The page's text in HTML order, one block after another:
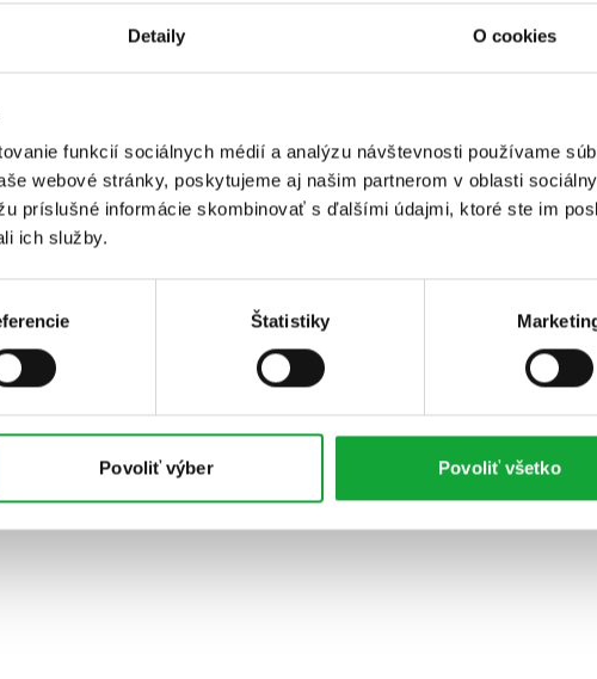
Detaily O cookies
funkcií sociálnych médií a analýzu návštevnosti používame
webové stránky, poskytujeme aj našim partnerom v oblasti
príslušné informácie skombinovať s ďalšími údajmi, ktoré ste im
ich služby.
Štatistiky
Povoliť výber Povoliť všetko